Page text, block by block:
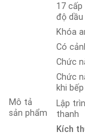
Mô tả
sản phẩm
17
độ
Khóa
Có
Chức
Chức
khi
Lập
thanh
Kích